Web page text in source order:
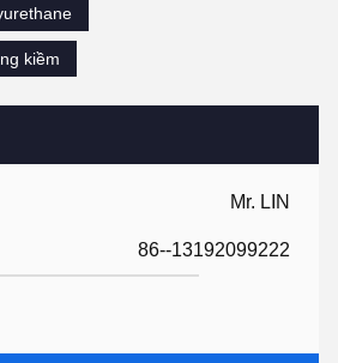
Mr. LIN
86--13192099222
kiềm